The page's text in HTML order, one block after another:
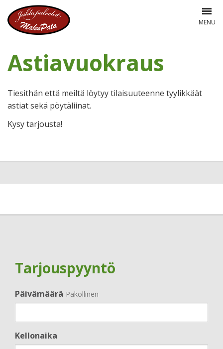
MENU
Astiavuokraus
Tiesithän että meiltä löytyy tilaisuuteenne tyylikkäät
astiat sekä pöytäliinat.
Kysy tarjousta!
Tarjouspyyntö
Päivämäärä Pakollinen
Kellonaika